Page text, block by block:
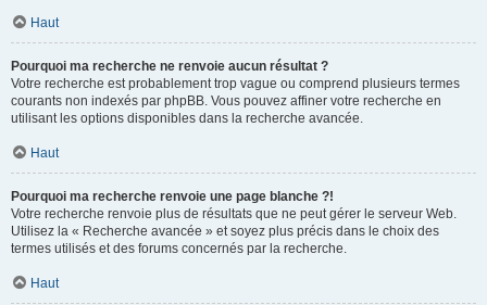
Haut
Pourquoi ma recherche ne renvoie aucun résultat ?
Votre recherche est probablement trop vague ou comprend plusieurs termes
courants non indexés par phpBB. Vous pouvez affiner votre recherche en
utilisant les options disponibles dans la recherche avancée.
Haut
Pourquoi ma recherche renvoie une page blanche ?!
Votre recherche renvoie plus de résultats que ne peut gérer le serveur Web.
Utilisez la « Recherche avancée » et soyez plus précis dans le choix des
termes utilisés et des forums concernés par la recherche.
Haut